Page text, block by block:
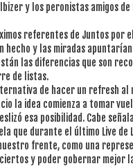
y los peronistas amigos
referentes de Juntos por
hecho y las miradas
las diferencias que son
de listas.
de hacer un refresh
la idea comienza a tomar
esa posibilidad. Cabe
que durante el último Live
frente, como una
y poder gobernar mejor